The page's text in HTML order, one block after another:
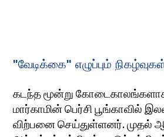
"வேடிக்கை" எழுப்பும்
கடந்த மூன்று
மார்காமின் பெர்சி பூங்காவில்
விற்பனை செய்துள்ளனர். முதல்